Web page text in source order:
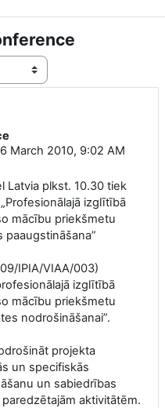
March 2010, 9:02 AM
Latvia plkst. 10.30 tiek
izglītībā
mācību priekšmetu
IPIA/VIAA/003)
izglītībā
mācību priekšmetu
nodrošināšanai”.
projekta
un specifiskās
un sabiedrības
aktivitātēm.